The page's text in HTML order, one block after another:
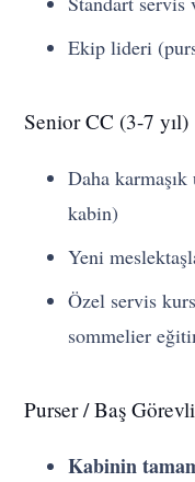
Ekip lideri
Senior CC (3-7 yıl)
Daha
kabin)
Yeni
Özel servis
sommelier
Purser / Baş
Kabinin